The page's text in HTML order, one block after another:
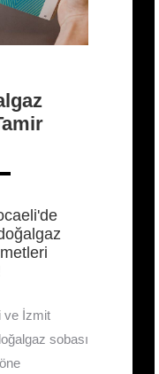
ve İzmit
sobası